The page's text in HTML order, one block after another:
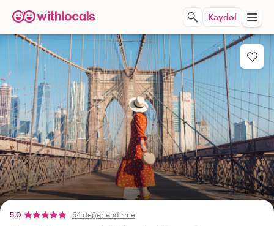
Kaydol
5,0 64 değerlendirme